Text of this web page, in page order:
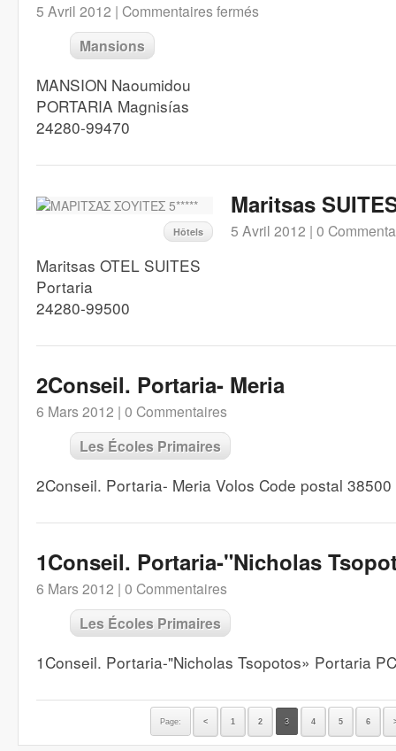
5 Avril 2012 | Commentaires fermés
Mansions
MANSION Naoumidou
PORTARIA Magnisías
24280-99470
Hôtels
Maritsas
5 Avril 2012 | 0
Maritsas OTEL SUITES
Portaria
24280-99500
2Conseil. Portaria- Meria
6 Mars 2012 | 0 Commentaires
Les Écoles Primaires
2Conseil. Portaria- Meria Volos Code postal
1Conseil. Portaria-"Nicholas
6 Mars 2012 | 0 Commentaires
Les Écoles Primaires
1Conseil. Portaria-"Nicholas Tsopotos» Portaria
Page: < 1 2 3 4 5 6